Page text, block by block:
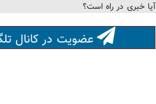
آیا خبری در راه است؟
عضویت در کانال